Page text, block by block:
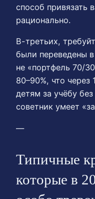
способ привязать
рационально.
В-третьих,
были переведены
не «портфель 70/
80–90%, что
детям за учёбу
советник умеет
—
Типичные
которые в